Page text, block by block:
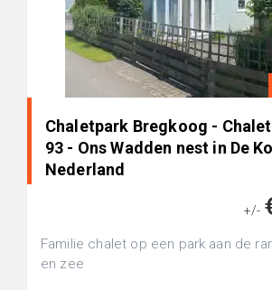
Chaletpark Bregkoog -
93 - Ons Wadden nest in De
Nederland
+/-
Familie chalet op een park aan de
en zee